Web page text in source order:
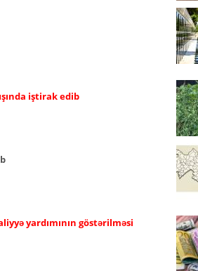
iştirak edib
yardımının göstərilməsi